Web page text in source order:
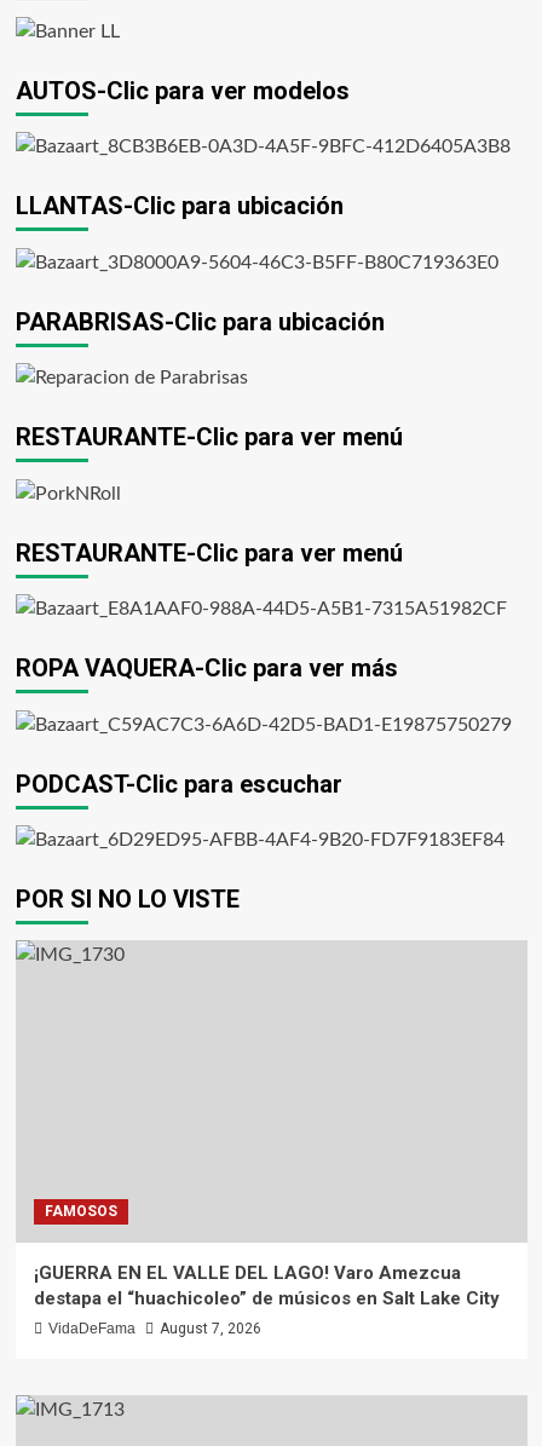
AUTOS-Clic para ver modelos
LLANTAS-Clic para ubicación
PARABRISAS-Clic para ubicación
RESTAURANTE-Clic para ver menú
RESTAURANTE-Clic para ver menú
ROPA VAQUERA-Clic para ver más
PODCAST-Clic para escuchar
POR SI NO LO VISTE
FAMOSOS
¡GUERRA EN EL VALLE DEL LAGO! Varo Amezcua
destapa el “huachicoleo” de músicos en Salt Lake City
VidaDeFama August 7, 2026